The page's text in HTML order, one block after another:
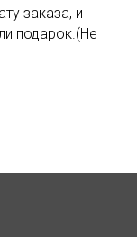
заказа, и
подарок.(Не